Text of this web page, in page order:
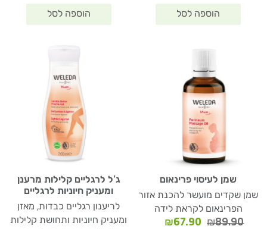
שמן לעיסוי פרינאום
שמן שקדים מועשר להכנת אזור
הפרינאום לקראת לידה
₪89.90
המחיר ₪67.90
המחיר
ג’ל לרגליים קלילות מרענן
ומעניק חיוניות לרגליים
לריענון רגליים כבדות, מאזן
ומעניק חיוניות ותחושת קלילות